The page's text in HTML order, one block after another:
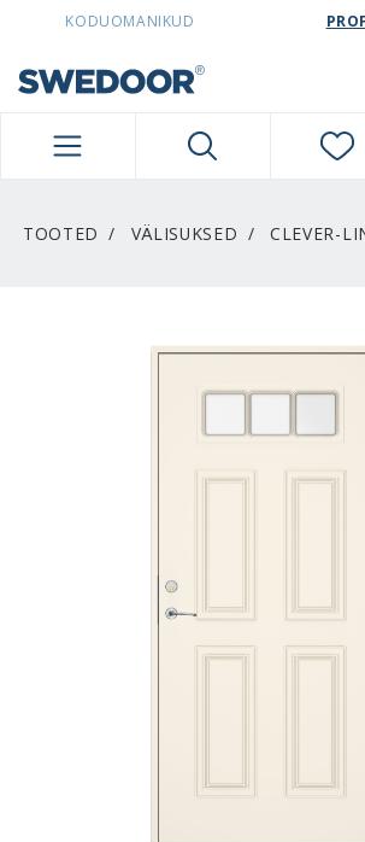
SWEDOORESTONIA
KODUOMANIKUD
TOOTED VÄLISUKSED CLEVER-